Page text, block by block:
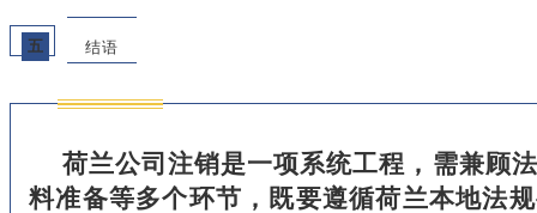
五 结语
荷兰公司注销是一项系统工程，需兼顾
料准备等多个环节，既要遵循荷兰本地法